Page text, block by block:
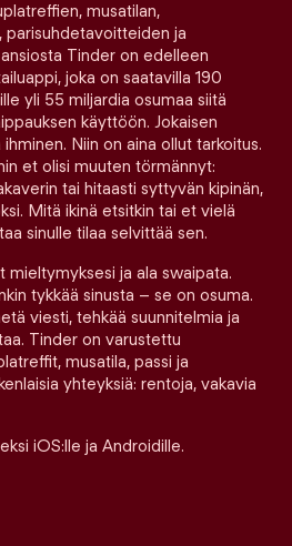
musatilan,
parisuhdetavoitteiden ja
Tinder on edelleen
joka on saatavilla 190
yli 55 miljardia osumaa siitä
käyttöön. Jokaisen
Niin on aina ollut tarkoitus.
et olisi muuten törmännyt:
tai hitaasti syttyvän kipinän,
Mitä ikinä etsitkin tai et vielä
sinulle tilaa selvittää sen.
mieltymyksesi ja ala swaipata.
tykkää sinusta – se on osuma.
viesti, tehkää suunnitelmia ja
Tinder on varustettu
musatila, passi ja
yhteyksiä: rentoja, vakavia
iOS:lle ja Androidille.